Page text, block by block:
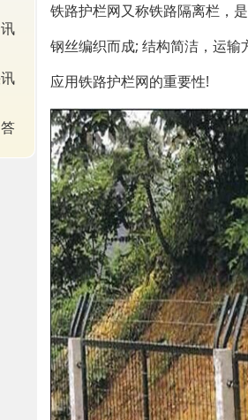
铁路护栏网又称铁路隔离栏，
钢丝编织而成; 结构简洁，运
应用铁路护栏网的重要性!